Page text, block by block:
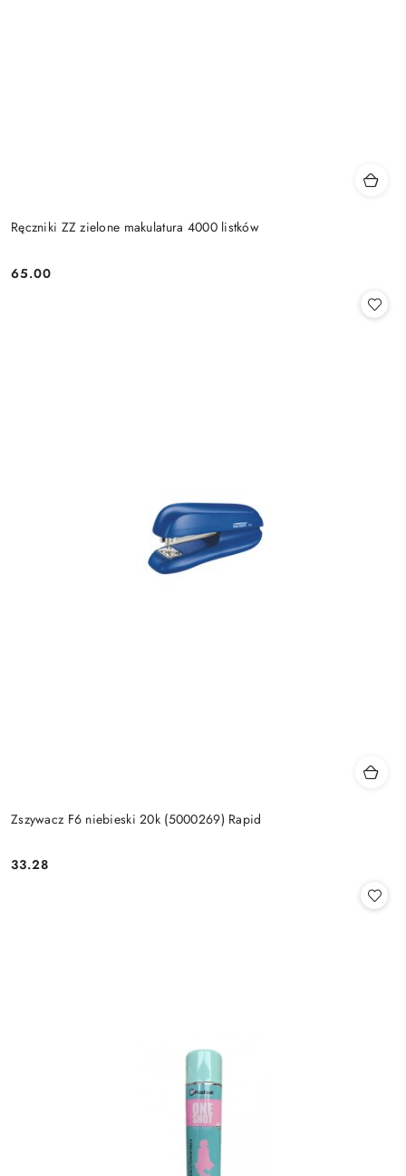
Ręczniki ZZ zielone makulatura 4000 listków
Cena:
65.00
Zszywacz F6 niebieski 20k (5000269) Rapid
Cena:
33.28